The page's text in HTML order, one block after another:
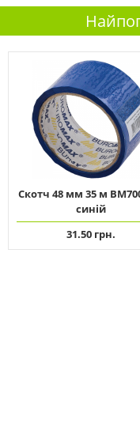
Скотч 48 мм 35 м
синій
31.50 грн.